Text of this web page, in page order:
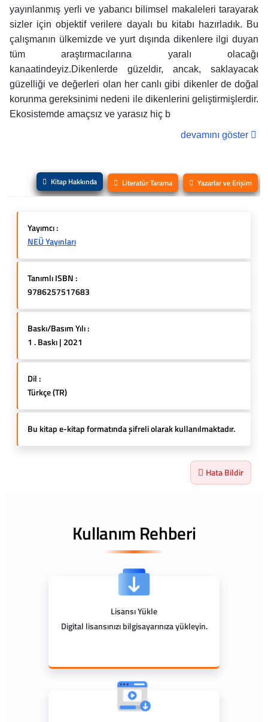
yayınlanmış yerli ve yabancı bilimsel makaleleri tarayarak
sizler için objektif verilere dayalı bu kitabı hazırladık. Bu
çalışmanın ülkemizde ve yurt dışında dikenlere ilgi duyan
tüm araştırmacılarına yaralı olacağı
kanaatindeyiz.Dikenlerde güzeldir, ancak, saklayacak
güzelliği ve değerleri olan her canlı gibi dikenler de doğal
korunma gereksinimi nedeni ile dikenlerini geliştirmişlerdir.
Ekosistemde amaçsız ve yarasız hiç b
devamını göster
Kitap Hakkında Literatür Tarama Yazarlar ve Erişim
Yayımcı :
NEÜ Yayınları
Tanımlı ISBN :
9786257517683
Baskı/Basım Yılı :
1 . Baskı | 2021
Dil :
Türkçe (TR)
Bu kitap e-kitap formatında şifreli olarak kullanılmaktadır.
Hata Bildir
Kullanım Rehberi
Lisansı Yükle
Digital lisansınızı bilgisayarınıza yükleyin.